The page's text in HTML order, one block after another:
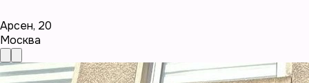
Арсен, 20
Москва